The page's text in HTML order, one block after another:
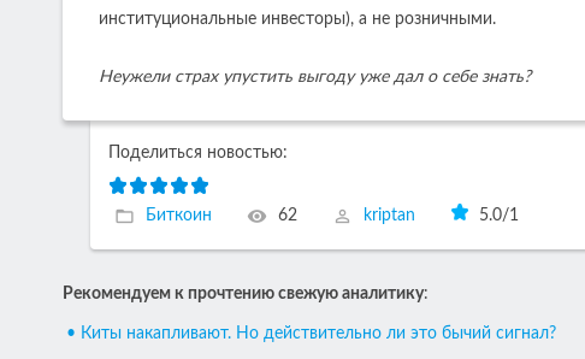
институциональные инвесторы), а не розничными.
Неужели страх упустить выгоду уже дал о себе знать?
Поделиться новостью:
Биткоин 62 kriptan 5.0/1
Рекомендуем к прочтению свежую аналитику:
• Киты накапливают. Но действительно ли это бычий сигнал?